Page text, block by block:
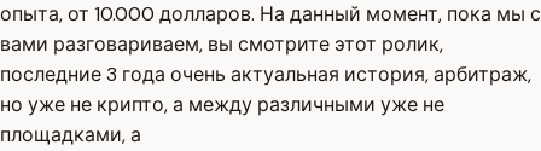
опыта, от 10.000 долларов. На данный момент, пока мы с
вами разговариваем, вы смотрите этот ролик,
последние 3 года очень актуальная история, арбитраж,
но уже не крипто, а между различными уже не
площадками, а